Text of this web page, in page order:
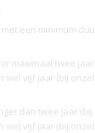
een minimum
maximaal twee
wel vijf jaar (bij
dan twee jaar
wel vijf jaar (bij